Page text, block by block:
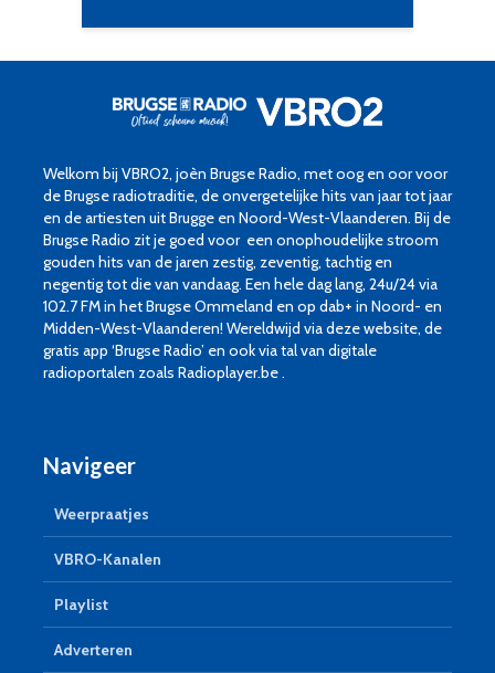
Welkom bij VBRO2, joèn Brugse Radio, met oog en oor voor
de Brugse radiotraditie, de onvergetelijke hits van jaar tot jaar
en de artiesten uit Brugge en Noord-West-Vlaanderen. Bij de
Brugse Radio zit je goed voor een onophoudelijke stroom
gouden hits van de jaren zestig, zeventig, tachtig en
negentig tot die van vandaag. Een hele dag lang, 24u/24 via
102.7 FM in het Brugse Ommeland en op dab+ in Noord- en
Midden-West-Vlaanderen! Wereldwijd via deze website, de
gratis app ‘Brugse Radio’ en ook via tal van digitale
radioportalen zoals Radioplayer.be .
Navigeer
Weerpraatjes
VBRO-Kanalen
Playlist
Adverteren